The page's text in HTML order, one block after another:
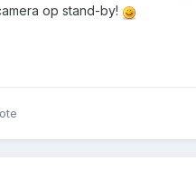
op stand-by!